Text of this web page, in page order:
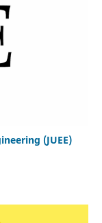
(JUEE)